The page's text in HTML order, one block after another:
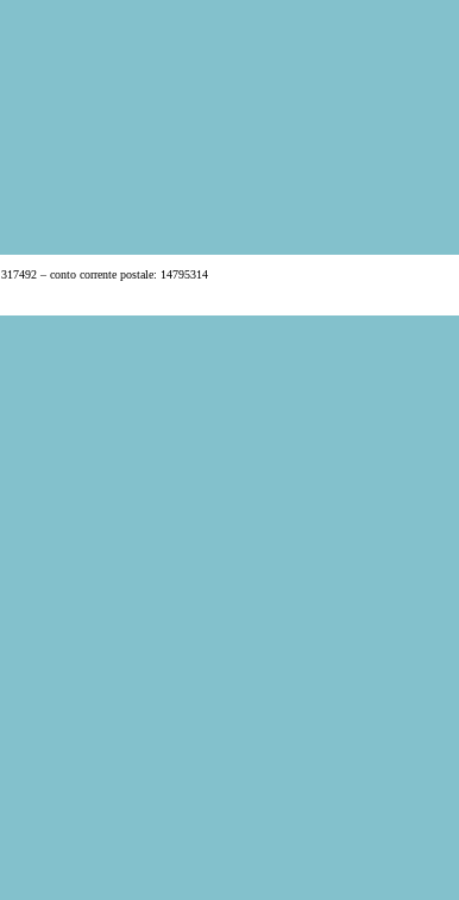
– conto corrente postale: 14795314